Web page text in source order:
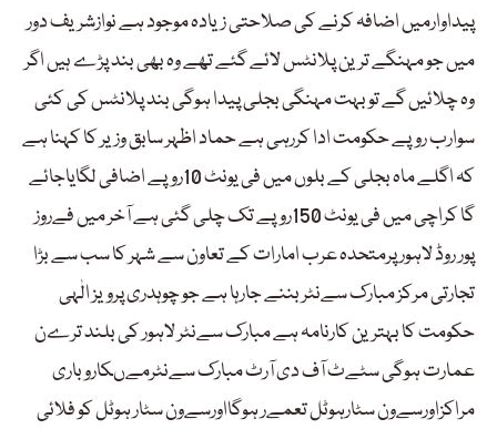
پیداوارمیں اضافہ کرنے کی صلاحتی زیادہ موجود ہے نوازشریف دور
میں جو مہنگے ترین پلانٹس لائے گئے تھے وہ بھی بند پڑے ہیں اگر
وہ چلائیں گے تو بہت مہنگی بجلی پیدا ہوگی بند پلانٹس کی کئی
سوارب روپے حکومت ادا کررہی ہے حماد اظہر سابق وزیر کا کہنا ہے
کہ اگلے ماہ بجلی کے بلوں میں فی یونٹ 10روپے اضافی لگایاجائے
گا کراچی میں فی یونٹ 150روپے تک چلی گئی ہے آخر میں فےروز
پور روڈ لاہور پرمتحدہ عرب امارات کے تعاون سے شہر کا سب سے بڑا
تجارتی مرکز مبارک سےنٹربننے جارہا ہے جو چوہدری پرویز الٰہی
حکومت کا بہترین کارنامہ ہے مبارک سےنٹر لاہور کی بلند ترےن
عمارت ہوگی سٹےٹ آف دی آرٹ مبارک سےنٹرمےںکاروباری
مراکزاورسےون سٹارہوٹل تعمےر ہوگااورسےون سٹار ہوٹل کو فلائی